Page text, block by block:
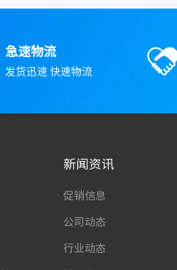
急速物流
发货迅速 快速物流
新闻资讯
促销信息
公司动态
行业动态